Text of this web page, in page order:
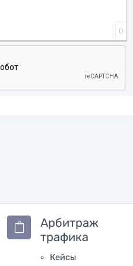
0
Арбитраж
трафика
Кейсы